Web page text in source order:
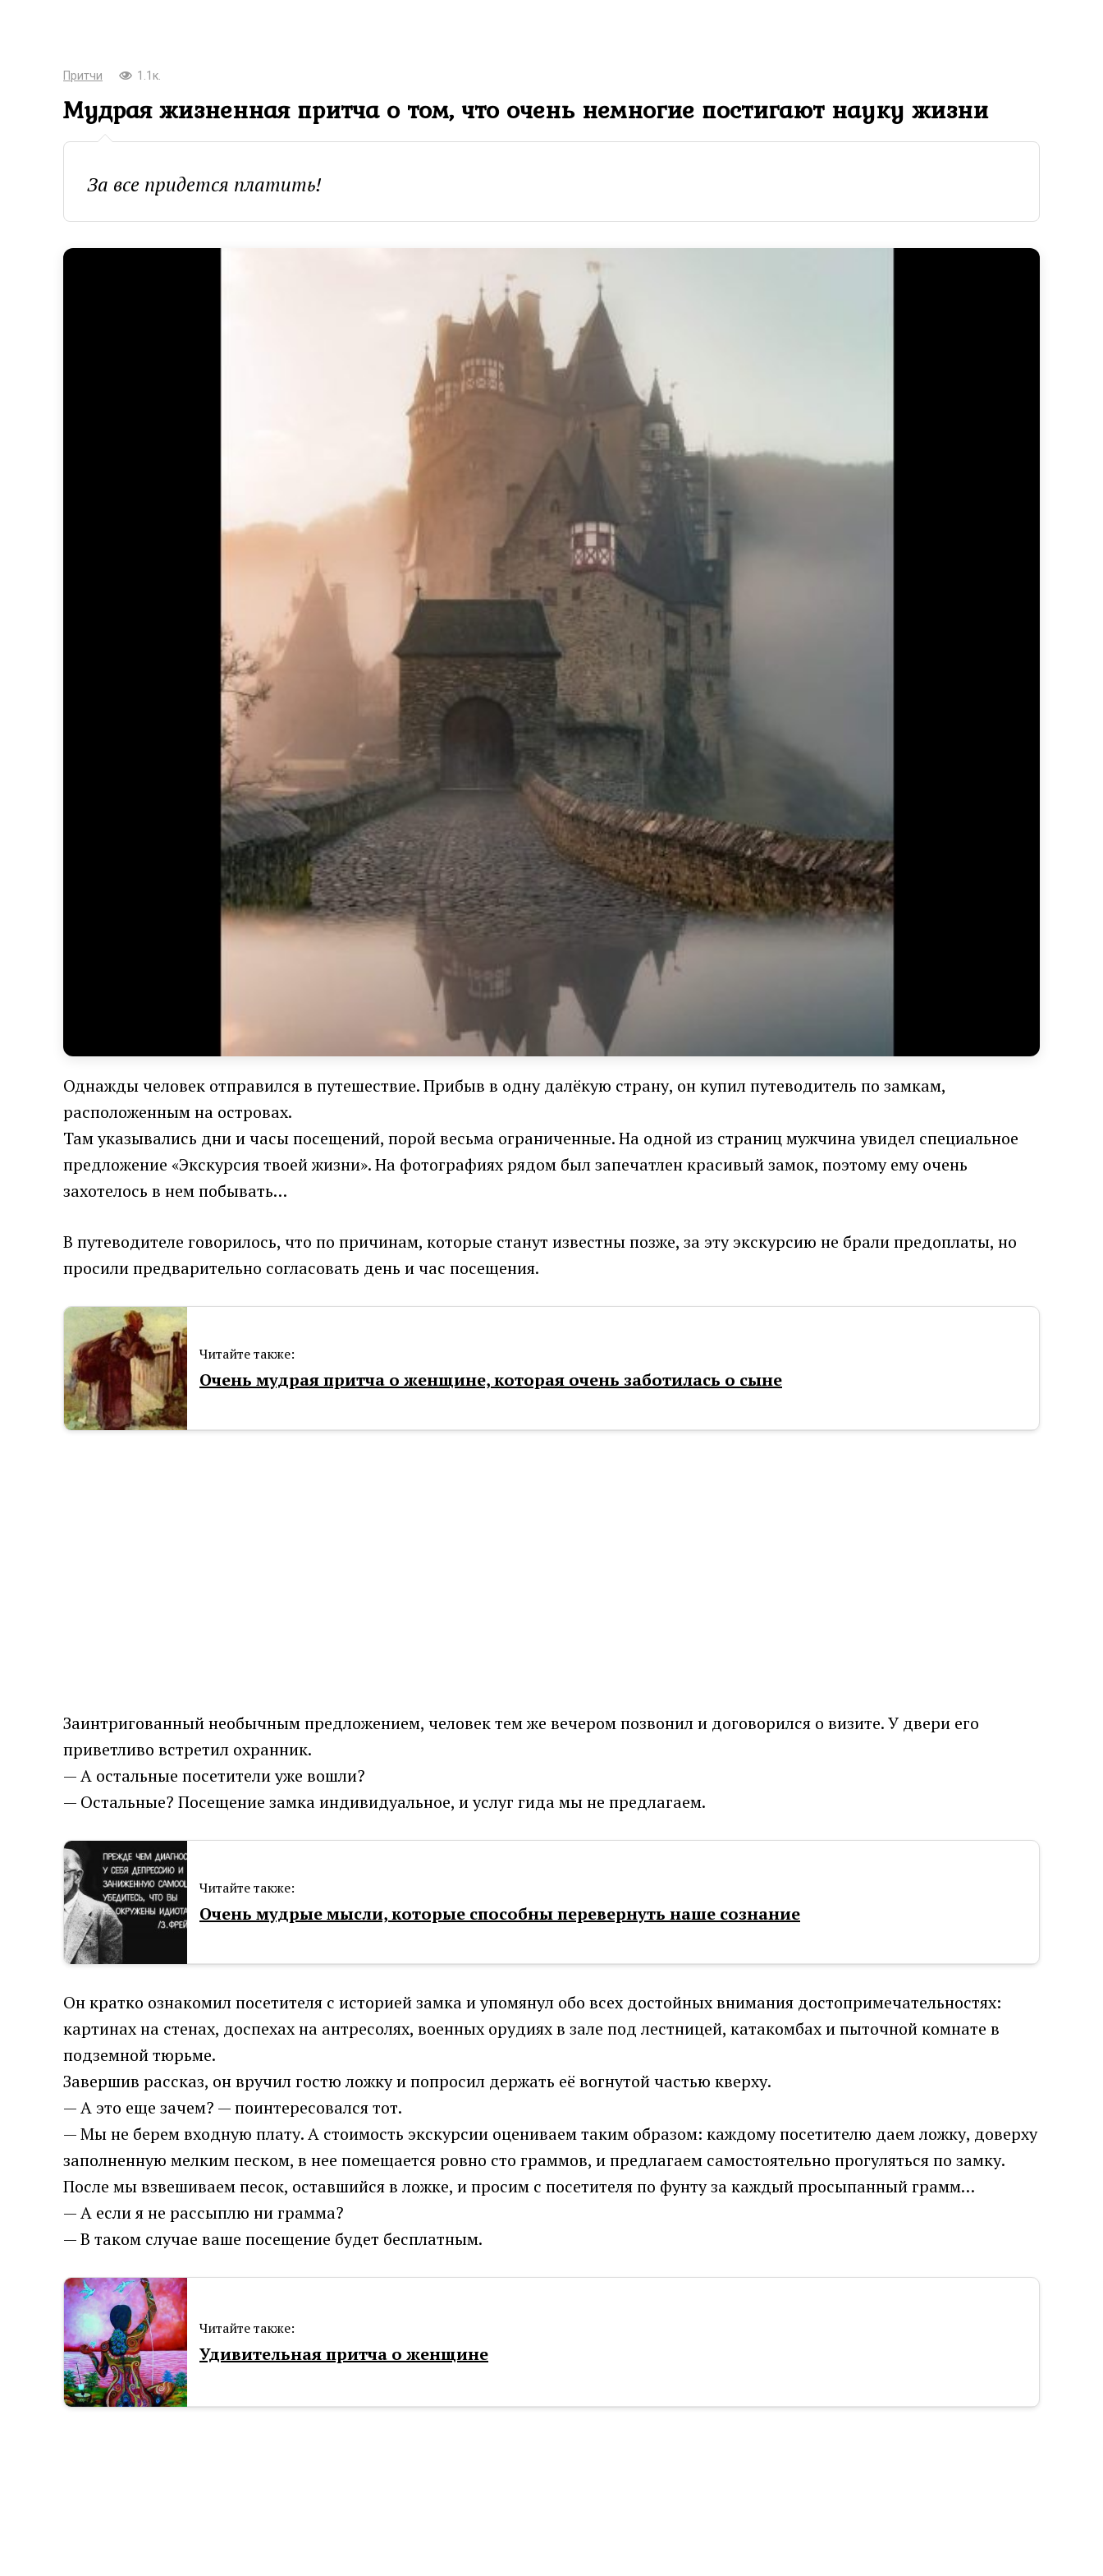
Притчи 1.1к.
Мудрая жизненная притча о том, что очень немногие постигают науку жизни
За все придется платить!
Однажды человек отправился в путешествие. Прибыв в одну далёкую страну, он купил путеводитель по замкам,
расположенным на островах.
Там указывались дни и часы посещений, порой весьма ограниченные. На одной из страниц мужчина увидел специальное
предложение «Экскурсия твоей жизни». На фотографиях рядом был запечатлен красивый замок, поэтому ему очень
захотелось в нем побывать…
В путеводителе говорилось, что по причинам, которые станут известны позже, за эту экскурсию не брали предоплаты, но
просили предварительно согласовать день и час посещения.
Читайте также:
Очень мудрая притча о женщине, которая очень заботилась о сыне
Заинтригованный необычным предложением, человек тем же вечером позвонил и договорился о визите. У двери его
приветливо встретил охранник.
— А остальные посетители уже вошли?
— Остальные? Посещение замка индивидуальное, и услуг гида мы не предлагаем.
Читайте также:
Очень мудрые мысли, которые способны перевернуть наше сознание
Он кратко ознакомил посетителя с историей замка и упомянул обо всех достойных внимания достопримечательностях:
картинах на стенах, доспехах на антресолях, военных орудиях в зале под лестницей, катакомбах и пыточной комнате в
подземной тюрьме.
Завершив рассказ, он вручил гостю ложку и попросил держать её вогнутой частью кверху.
— А это еще зачем? — поинтересовался тот.
— Мы не берем входную плату. А стоимость экскурсии оцениваем таким образом: каждому посетителю даем ложку, доверху
заполненную мелким песком, в нее помещается ровно сто граммов, и предлагаем самостоятельно прогуляться по замку.
После мы взвешиваем песок, оставшийся в ложке, и просим с посетителя по фунту за каждый просыпанный грамм…
— А если я не рассыплю ни грамма?
— В таком случае ваше посещение будет бесплатным.
Читайте также:
Удивительная притча о женщине